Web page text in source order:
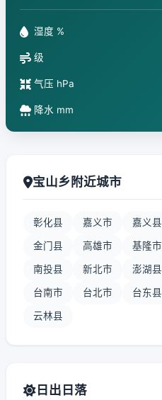
湿度 %
级
气压 hPa
降水 mm
宝山乡附近城市
彰化县 嘉义市 嘉义县
金门县 高雄市 基隆市
南投县 新北市 澎湖县
台南市 台北市 台东县
云林县
日出日落